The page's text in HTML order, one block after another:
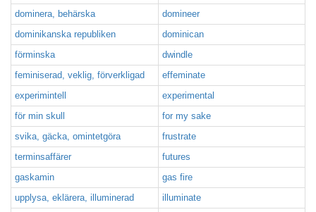
dominera, behärska
domineer
dominikanska republiken
dominican
förminska
dwindle
feminiserad, veklig, förverkligad
effeminate
experimintell
experimental
för min skull
for my sake
svika, gäcka, omintetgöra
frustrate
terminsaffärer
futures
gaskamin
gas fire
upplysa, eklärera, illuminerad
illuminate